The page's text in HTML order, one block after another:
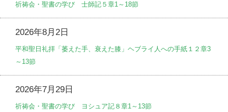
祈祷会・聖書の学び 士師記５章1～18節
2026年8月2日
平和聖日礼拝「萎えた手、衰えた膝」ヘブライ人への手紙１２章3
～13節
2026年7月29日
祈祷会・聖書の学び ヨシュア記８章1～13節